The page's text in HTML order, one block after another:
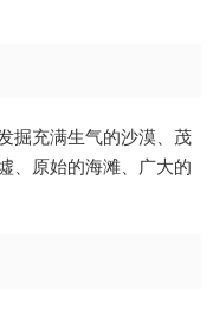
掘充满生气的沙漠、茂
、原始的海滩、广大的